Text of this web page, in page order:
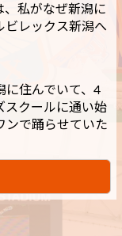
、私がなぜ新潟に
ビレックス新潟へ
に住んでいて、4
スクールに通い始
ンで踊らせていた